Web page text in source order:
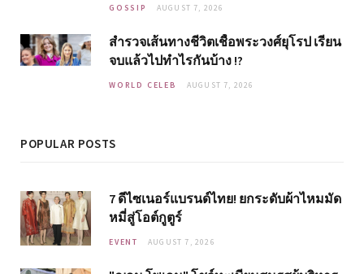
GOSSIP AUGUST 7, 2026
สำรวจเส้นทางชีวิตเชื้อพระวงศ์ยุโรป เรียน
จบแล้วไปทำไรกันบ้าง !?
WORLD CELEB AUGUST 7, 2026
POPULAR POSTS
7 ดีไซเนอร์แบรนด์ไทย! ยกระดับผ้าไหมมัด
หมี่สู่โอต์กูตูร์
EVENT AUGUST 7, 2026